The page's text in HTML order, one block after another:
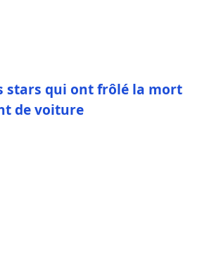
stars qui ont frôlé la mort
de voiture